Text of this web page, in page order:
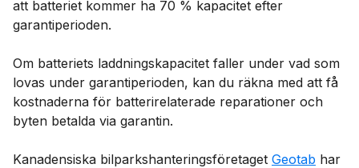
att batteriet kommer ha 70 % kapacitet efter
garantiperioden.
Om batteriets laddningskapacitet faller under vad som
lovas under garantiperioden, kan du räkna med att få
kostnaderna för batterirelaterade reparationer och
byten betalda via garantin.
Kanadensiska bilparkshanteringsföretaget Geotab har